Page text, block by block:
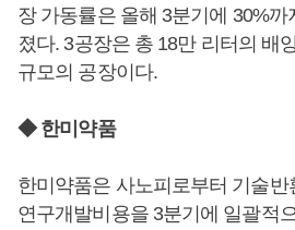
장 가동률은 올해 3분기에 30%까
졌다. 3공장은 총 18만 리터의 배
규모의 공장이다.
◆ 한미약품
한미약품은 사노피로부터 기술반
연구개발비용을 3분기에 일괄적